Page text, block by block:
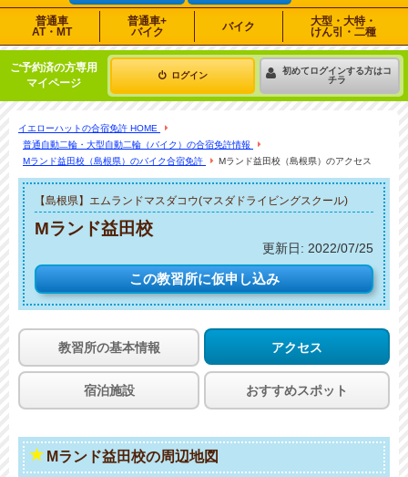
普通車
AT・MT
普通車+
バイク
バイク
大型・大特・
けん引・二種
ご予約済の方専用
マイページ
ログイン
初めてログインする方はコ
チラ
イエローハットの合宿免許 HOME
普通自動二輪・大型自動二輪（バイク）の合宿免許情報
Mランド益田校（島根県）のバイク合宿免許
Mランド益田校（島根県）のアクセス
【島根県】エムランドマスダコウ(マスダドライビングスクール)
Mランド益田校
更新日: 2022/07/25
この教習所に仮申し込み
教習所の基本情報 アクセス
宿泊施設 おすすめスポット
Mランド益田校の周辺地図